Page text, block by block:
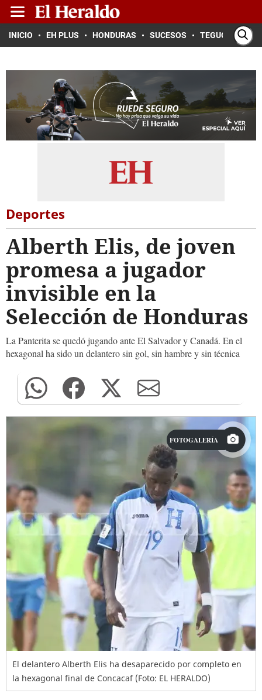
INICIO EH PLUS HONDURAS SUCESOS TEGUCIGALPA
Deportes
Alberth Elis, de joven
promesa a jugador
invisible en la
Selección de Honduras
La Panterita se quedó jugando ante El Salvador y Canadá. En el
hexagonal ha sido un delantero sin gol, sin hambre y sin técnica
FOTOGALERÍA
El delantero Alberth Elis ha desaparecido por completo en
la hexagonal final de Concacaf (Foto: EL HERALDO)